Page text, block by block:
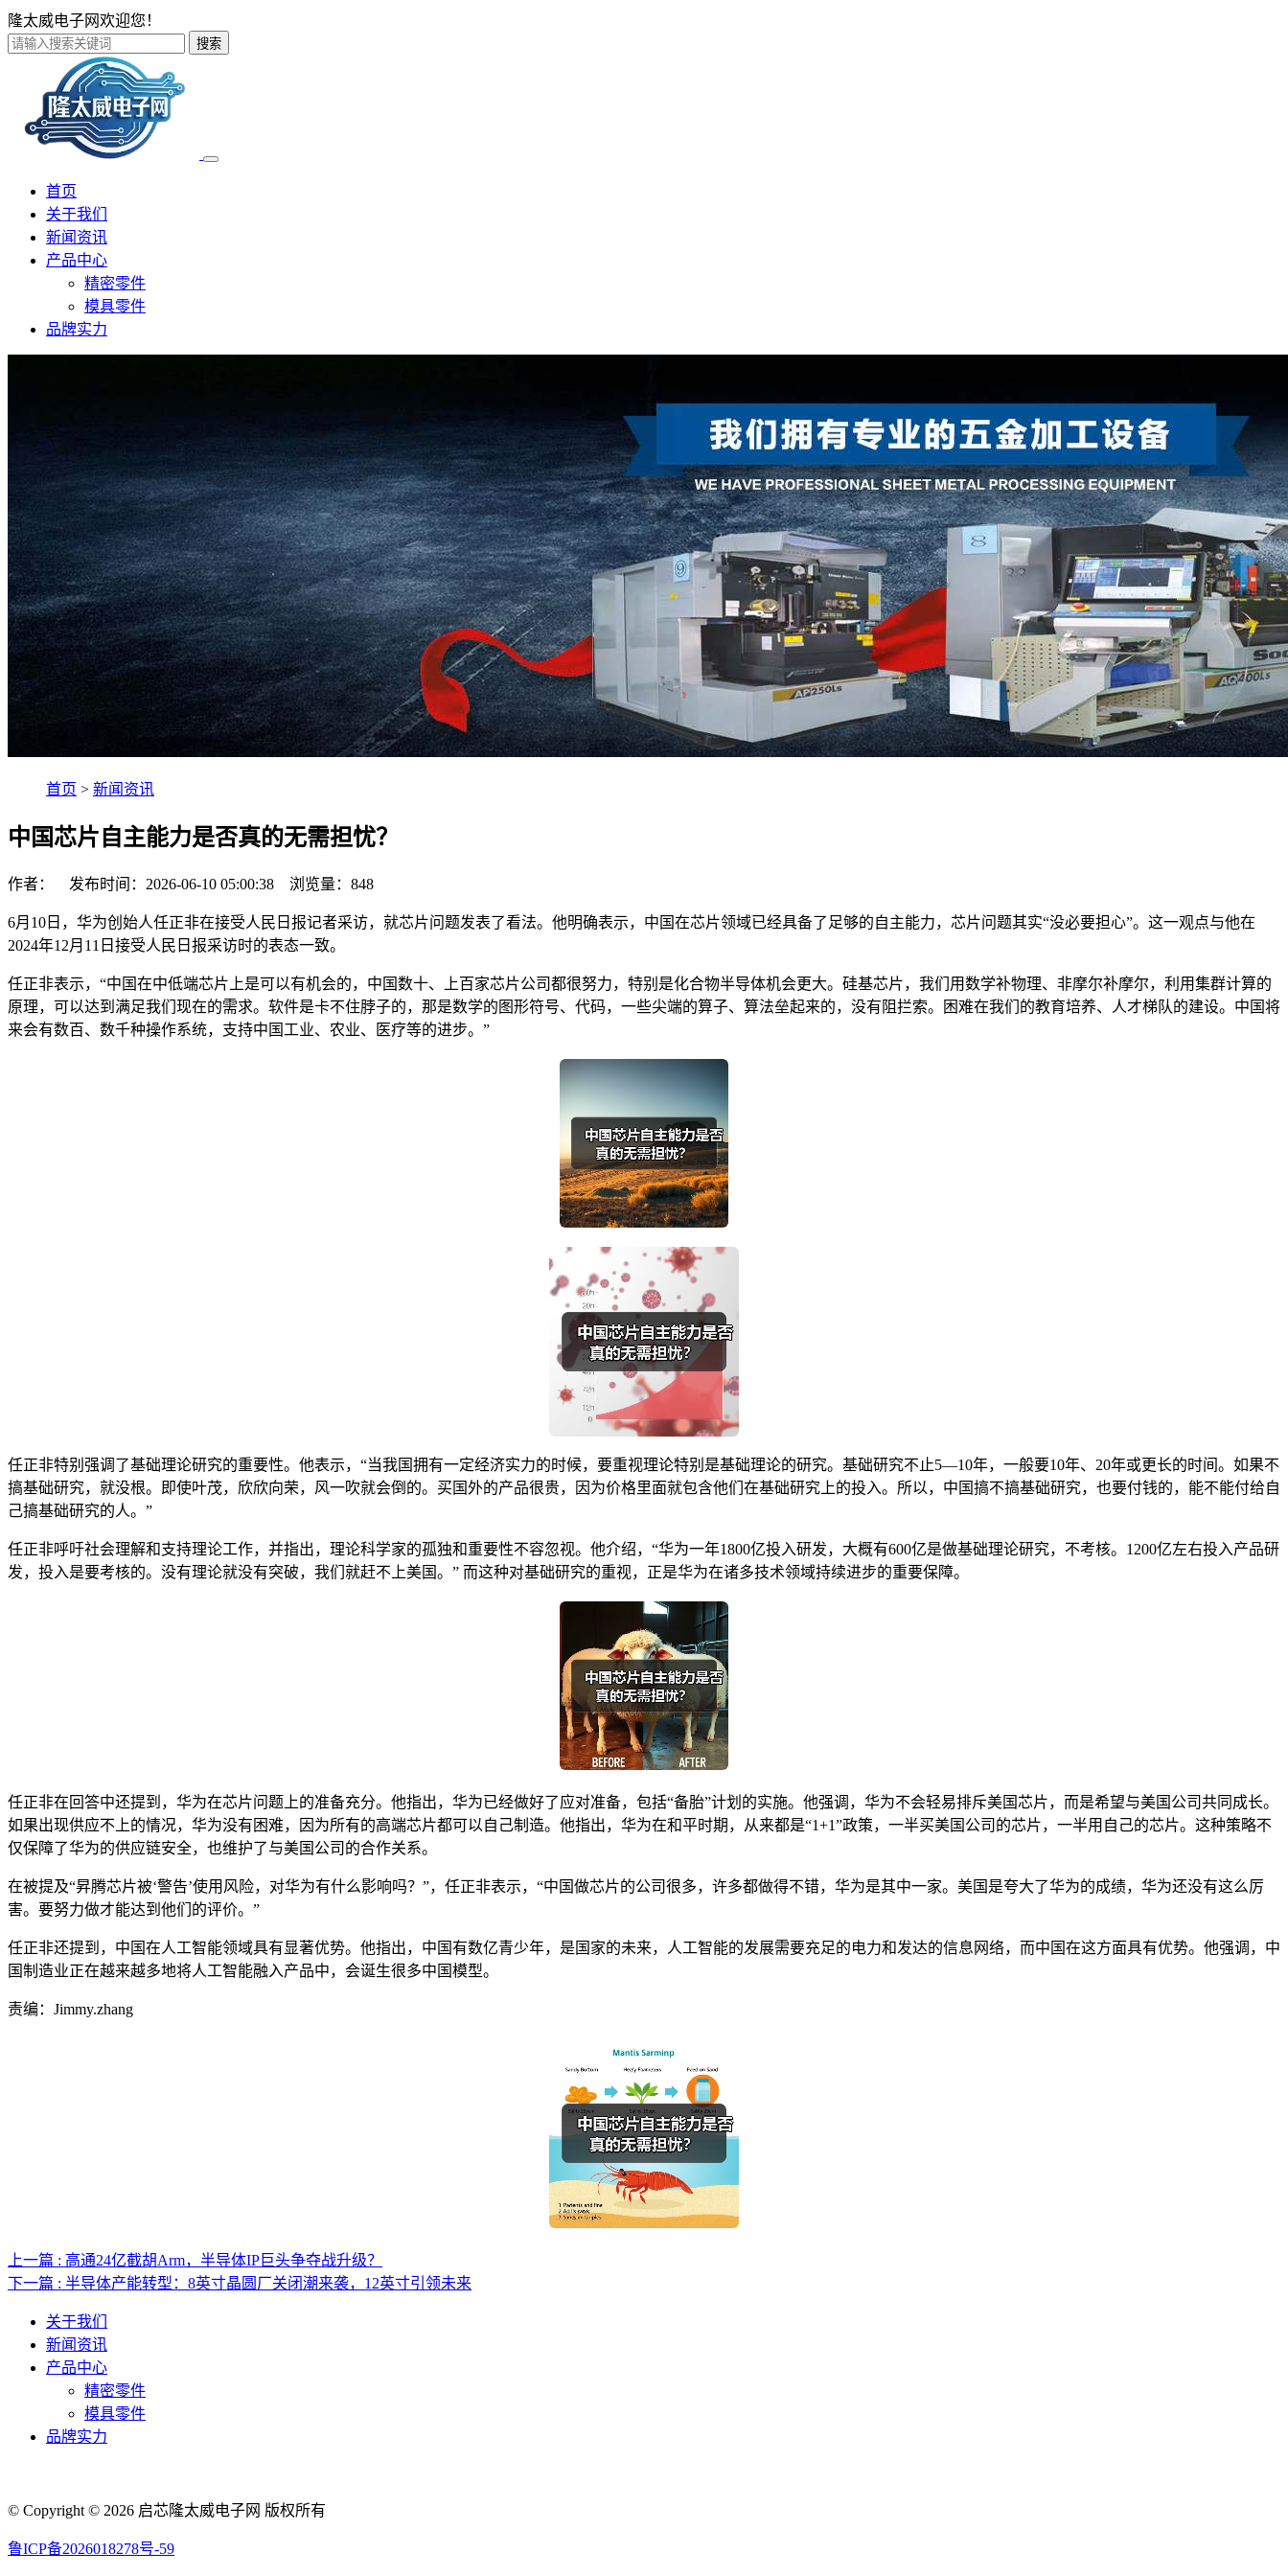
隆太威电子网欢迎您！
搜索
首页
关于我们
新闻资讯
产品中心
精密零件
模具零件
品牌实力
首页 > 新闻资讯
中国芯片自主能力是否真的无需担忧？
作者： 发布时间：2026-06-10 05:00:38 浏览量： 848
6月10日，华为创始人任正非在接受人民日报记者采访，就芯片问题发表了看法。他明确表示，中国在芯片领域已经具备了足够的自主能力，芯片问题其实“没必要担心”。这一观点与他在
2024年12月11日接受人民日报采访时的表态一致。
任正非表示，“中国在中低端芯片上是可以有机会的，中国数十、上百家芯片公司都很努力，特别是化合物半导体机会更大。硅基芯片，我们用数学补物理、非摩尔补摩尔，利用集群计算的
原理，可以达到满足我们现在的需求。软件是卡不住脖子的，那是数学的图形符号、代码，一些尖端的算子、算法垒起来的，没有阻拦索。困难在我们的教育培养、人才梯队的建设。中国将
来会有数百、数千种操作系统，支持中国工业、农业、医疗等的进步。”
任正非特别强调了基础理论研究的重要性。他表示，“当我国拥有一定经济实力的时候，要重视理论特别是基础理论的研究。基础研究不止5—10年，一般要10年、20年或更长的时间。如果不
搞基础研究，就没根。即使叶茂，欣欣向荣，风一吹就会倒的。买国外的产品很贵，因为价格里面就包含他们在基础研究上的投入。所以，中国搞不搞基础研究，也要付钱的，能不能付给自
己搞基础研究的人。”
任正非呼吁社会理解和支持理论工作，并指出，理论科学家的孤独和重要性不容忽视。他介绍，“华为一年1800亿投入研发，大概有600亿是做基础理论研究，不考核。1200亿左右投入产品研
发，投入是要考核的。没有理论就没有突破，我们就赶不上美国。” 而这种对基础研究的重视，正是华为在诸多技术领域持续进步的重要保障。
任正非在回答中还提到，华为在芯片问题上的准备充分。他指出，华为已经做好了应对准备，包括“备胎”计划的实施。他强调，华为不会轻易排斥美国芯片，而是希望与美国公司共同成长。
如果出现供应不上的情况，华为没有困难，因为所有的高端芯片都可以自己制造。他指出，华为在和平时期，从来都是“1+1”政策，一半买美国公司的芯片，一半用自己的芯片。这种策略不
仅保障了华为的供应链安全，也维护了与美国公司的合作关系。
在被提及“昇腾芯片被‘警告’使用风险，对华为有什么影响吗？”，任正非表示，“中国做芯片的公司很多，许多都做得不错，华为是其中一家。美国是夸大了华为的成绩，华为还没有这么厉
害。要努力做才能达到他们的评价。”
任正非还提到，中国在人工智能领域具有显著优势。他指出，中国有数亿青少年，是国家的未来，人工智能的发展需要充足的电力和发达的信息网络，而中国在这方面具有优势。他强调，中
国制造业正在越来越多地将人工智能融入产品中，会诞生很多中国模型。
责编：Jimmy.zhang
上一篇 : 高通24亿截胡Arm，半导体IP巨头争夺战升级？
下一篇 : 半导体产能转型：8英寸晶圆厂关闭潮来袭，12英寸引领未来
关于我们
新闻资讯
产品中心
精密零件
模具零件
品牌实力
© Copyright © 2026 启芯隆太威电子网 版权所有
鲁ICP备2026018278号-59